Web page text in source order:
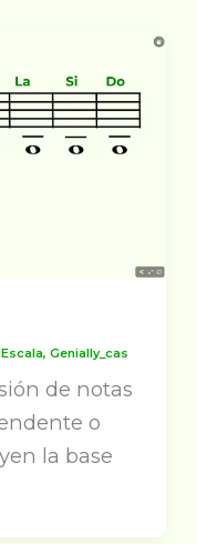
,Genially_cas
de notas
o
la base